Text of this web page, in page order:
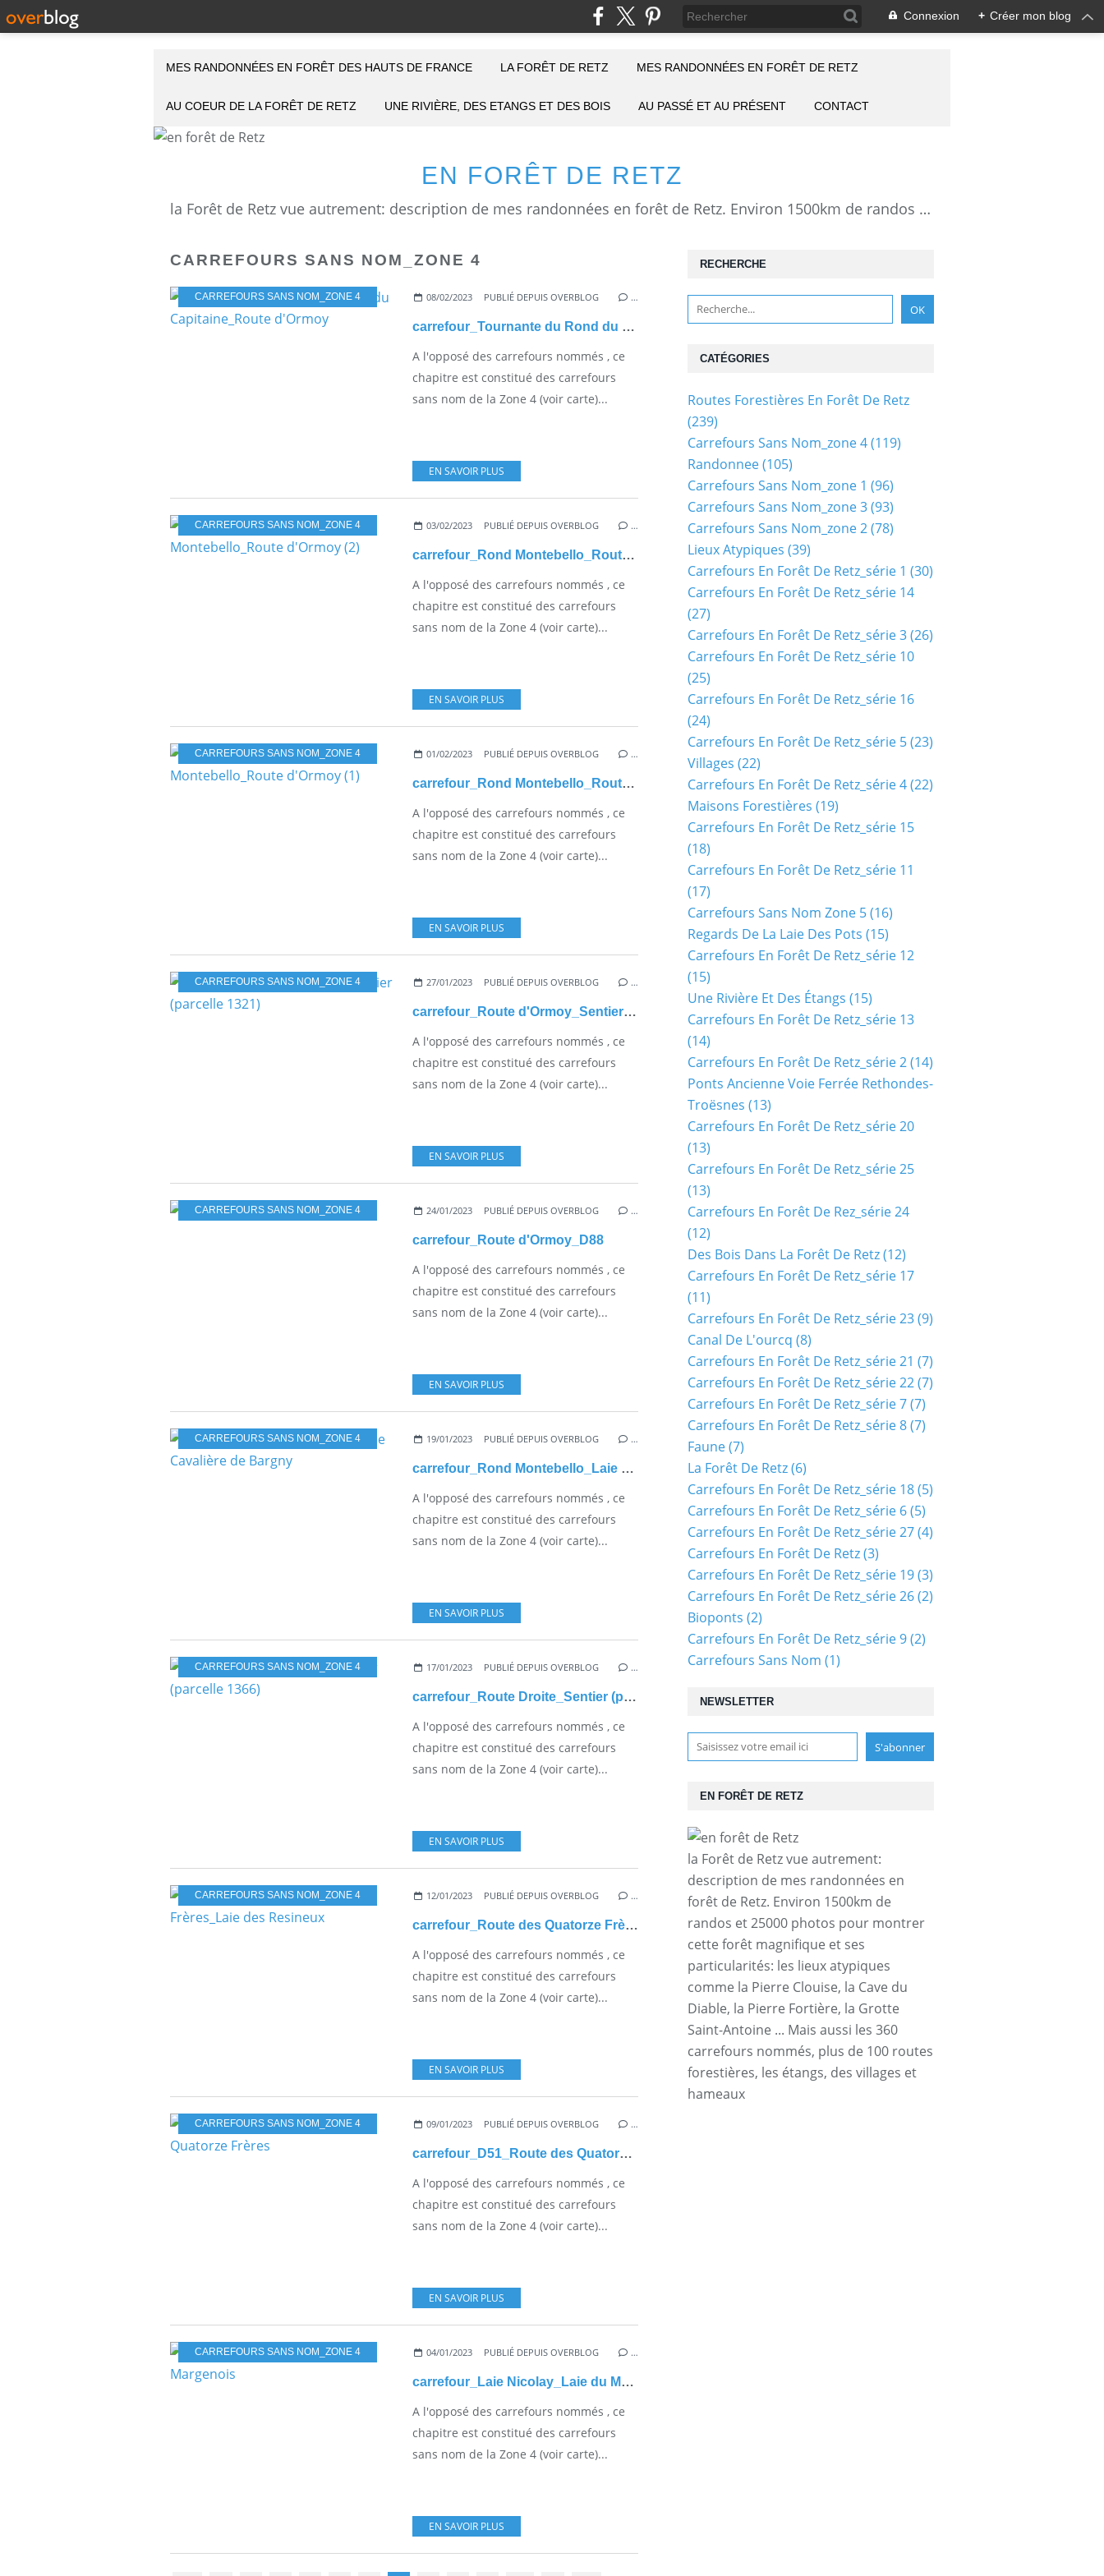
Connexion + Créer mon blog
EN FORÊT DE RETZ
la Forêt de Retz vue autrement: description de mes randonnées en forêt de Retz. Environ 1500km de randos et 25000 photos pour montrer cette forêt magnifique et ses particularités: les lieux atypiques comme la Pierre Clouise, la Cave du Diable, la Pierre Fortière, la Grotte Saint-Antoine ... Mais aussi les 360 carrefours nommés, plus de 100 routes forestières, les étangs, des villages et hameaux
MES RANDONNÉES EN FORÊT DES HAUTS DE FRANCE LA FORÊT DE RETZ MES RANDONNÉES EN FORÊT DE RETZ
AU COEUR DE LA FORÊT DE RETZ UNE RIVIÈRE, DES ETANGS ET DES BOIS AU PASSÉ ET AU PRÉSENT CONTACT
CARREFOURS SANS NOM_ZONE 4
CARREFOURS SANS NOM_ZONE 4 08/02/2023 PUBLIÉ DEPUIS OVERBLOG …
carrefour_Tournante du Rond du Capitaine_Route d'Ormoy
A l'opposé des carrefours nommés , ce
chapitre est constitué des carrefours
sans nom de la Zone 4 (voir carte)...
EN SAVOIR PLUS
CARREFOURS SANS NOM_ZONE 4 03/02/2023 PUBLIÉ DEPUIS OVERBLOG …
carrefour_Rond Montebello_Route d'Ormoy (2)
A l'opposé des carrefours nommés , ce
chapitre est constitué des carrefours
sans nom de la Zone 4 (voir carte)...
EN SAVOIR PLUS
CARREFOURS SANS NOM_ZONE 4 01/02/2023 PUBLIÉ DEPUIS OVERBLOG …
carrefour_Rond Montebello_Route d'Ormoy (1)
A l'opposé des carrefours nommés , ce
chapitre est constitué des carrefours
sans nom de la Zone 4 (voir carte)...
EN SAVOIR PLUS
CARREFOURS SANS NOM_ZONE 4 27/01/2023 PUBLIÉ DEPUIS OVERBLOG …
carrefour_Route d'Ormoy_Sentier (parcelle 1321)
A l'opposé des carrefours nommés , ce
chapitre est constitué des carrefours
sans nom de la Zone 4 (voir carte)...
EN SAVOIR PLUS
CARREFOURS SANS NOM_ZONE 4 24/01/2023 PUBLIÉ DEPUIS OVERBLOG …
carrefour_Route d'Ormoy_D88
A l'opposé des carrefours nommés , ce
chapitre est constitué des carrefours
sans nom de la Zone 4 (voir carte)...
EN SAVOIR PLUS
CARREFOURS SANS NOM_ZONE 4 19/01/2023 PUBLIÉ DEPUIS OVERBLOG …
carrefour_Rond Montebello_Laie Cavalière de Bargny
A l'opposé des carrefours nommés , ce
chapitre est constitué des carrefours
sans nom de la Zone 4 (voir carte)...
EN SAVOIR PLUS
CARREFOURS SANS NOM_ZONE 4 17/01/2023 PUBLIÉ DEPUIS OVERBLOG …
carrefour_Route Droite_Sentier (parcelle 1366)
A l'opposé des carrefours nommés , ce
chapitre est constitué des carrefours
sans nom de la Zone 4 (voir carte)...
EN SAVOIR PLUS
CARREFOURS SANS NOM_ZONE 4 12/01/2023 PUBLIÉ DEPUIS OVERBLOG …
carrefour_Route des Quatorze Frères_Laie des Resineux
A l'opposé des carrefours nommés , ce
chapitre est constitué des carrefours
sans nom de la Zone 4 (voir carte)...
EN SAVOIR PLUS
CARREFOURS SANS NOM_ZONE 4 09/01/2023 PUBLIÉ DEPUIS OVERBLOG …
carrefour_D51_Route des Quatorze Frères
A l'opposé des carrefours nommés , ce
chapitre est constitué des carrefours
sans nom de la Zone 4 (voir carte)...
EN SAVOIR PLUS
CARREFOURS SANS NOM_ZONE 4 04/01/2023 PUBLIÉ DEPUIS OVERBLOG …
carrefour_Laie Nicolay_Laie du Margenois
A l'opposé des carrefours nommés , ce
chapitre est constitué des carrefours
sans nom de la Zone 4 (voir carte)...
EN SAVOIR PLUS
NEWSLETTER
RECHERCHE
EN FORÊT DE RETZ
la Forêt de Retz vue autrement:
description de mes randonnées en
forêt de Retz. Environ 1500km de
randos et 25000 photos pour montrer
cette forêt magnifique et ses
particularités: les lieux atypiques
comme la Pierre Clouise, la Cave du
Diable, la Pierre Fortière, la Grotte
Saint-Antoine ... Mais aussi les 360
carrefours nommés, plus de 100 routes
forestières, les étangs, des villages et
hameaux
CATÉGORIES
Routes Forestières En Forêt De Retz
(239)
Carrefours Sans Nom_zone 4(119)
Randonnee(105)
Carrefours Sans Nom_zone 1 (96)
Carrefours Sans Nom_zone 3(93)
Carrefours Sans Nom_zone 2(78)
Lieux Atypiques (39)
Carrefours En Forêt De Retz_série 1 (30)
Carrefours En Forêt De Retz_série 14
(27)
Carrefours En Forêt De Retz_série 3(26)
Carrefours En Forêt De Retz_série 10
(25)
Carrefours En Forêt De Retz_série 16
(24)
Carrefours En Forêt De Retz_série 5(23)
Villages (22)
Carrefours En Forêt De Retz_série 4(22)
Maisons Forestières (19)
Carrefours En Forêt De Retz_série 15
(18)
Carrefours En Forêt De Retz_série 11
(17)
Carrefours Sans Nom Zone 5(16)
Regards De La Laie Des Pots (15)
Carrefours En Forêt De Retz_série 12
(15)
Une Rivière Et Des Étangs (15)
Carrefours En Forêt De Retz_série 13
(14)
Carrefours En Forêt De Retz_série 2(14)
Ponts Ancienne Voie Ferrée Rethondes-
Troësnes (13)
Carrefours En Forêt De Retz_série 20
(13)
Carrefours En Forêt De Retz_série 25
(13)
Carrefours En Forêt De Rez_série 24
(12)
Des Bois Dans La Forêt De Retz(12)
Carrefours En Forêt De Retz_série 17
(11)
Carrefours En Forêt De Retz_série 23(9)
Canal De L'ourcq (8)
Carrefours En Forêt De Retz_série 21 (7)
Carrefours En Forêt De Retz_série 22(7)
Carrefours En Forêt De Retz_série 7(7)
Carrefours En Forêt De Retz_série 8(7)
Faune(7)
La Forêt De Retz(6)
Carrefours En Forêt De Retz_série 18(5)
Carrefours En Forêt De Retz_série 6(5)
Carrefours En Forêt De Retz_série 27(4)
Carrefours En Forêt De Retz(3)
Carrefours En Forêt De Retz_série 19(3)
Carrefours En Forêt De Retz_série 26(2)
Bioponts (2)
Carrefours En Forêt De Retz_série 9(2)
Carrefours Sans Nom (1)